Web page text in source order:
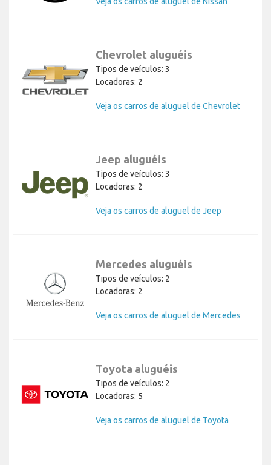
Chevrolet aluguéis
Tipos de veículos: 3
Locadoras: 2
Veja os carros de aluguel de Chevrolet
Jeep aluguéis
Tipos de veículos: 3
Locadoras: 2
Veja os carros de aluguel de Jeep
Mercedes aluguéis
Tipos de veículos: 2
Locadoras: 2
Veja os carros de aluguel de Mercedes
Toyota aluguéis
Tipos de veículos: 2
Locadoras: 5
Veja os carros de aluguel de Toyota